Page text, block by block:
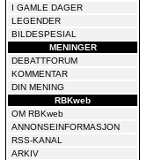
I GAMLE DAGER
LEGENDER
BILDESPESIAL
MENINGER
DEBATTFORUM
KOMMENTAR
DIN MENING
RBKweb
OM RBKweb
ANNONSEINFORMASJON
RSS-KANAL
ARKIV